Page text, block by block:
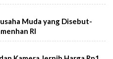
Muda yang Disebut-
RI